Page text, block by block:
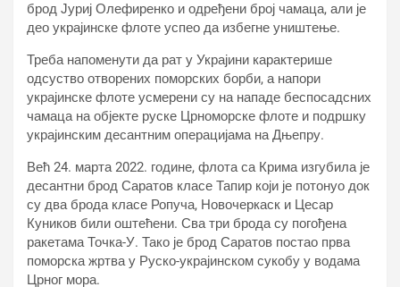
брод Јуриј Олефиренко и одређени број чамаца, али је
део украјинске флоте успео да избегне уништење.
Треба напоменути да рат у Украјини карактерише
одсуство отворених поморских борби, а напори
украјинске флоте усмерени су на нападе беспосадсних
чамаца на објекте руске Црноморске флоте и подршку
украјинским десантним операцијама на Дњепру.
Већ 24. марта 2022. године, флота са Крима изгубила је
десантни брод Саратов класе Тапир који је потонуо док
су два брода класе Ропуча, Новочеркаск и Цесар
Куников били оштећени. Сва три брода су погођена
ракетама Точка-У. Тако је брод Саратов постао прва
поморска жртва у Руско-украјинском сукобу у водама
Црног мора.